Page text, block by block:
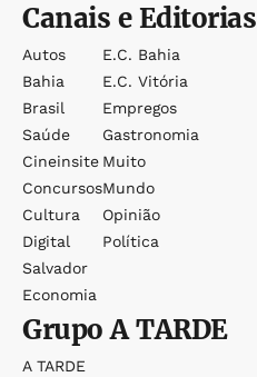
Canais e Editorias
Autos
Bahia
Brasil
Saúde
Cineinsite
Concursos
Cultura
Digital
Salvador
Economia
E.c. Bahia
E.c. Vitória
Empregos
Gastronomia
Muito
Mundo
Opinião
Política
GrupoA TARDE
A TARDE